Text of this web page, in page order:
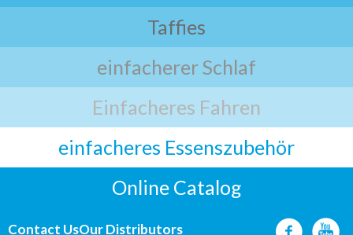
Taffies
einfacherer Schlaf
Einfacheres Fahren
einfacheres Essenszubehör
Online Catalog
Contact UsOur Distributors